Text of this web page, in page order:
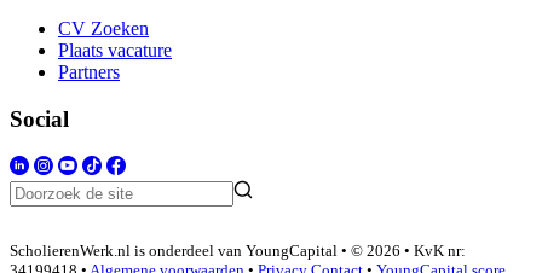
CV Zoeken
Plaats vacature
Partners
Social
ScholierenWerk.nl is onderdeel van YoungCapital • © 2026 • KvK nr: